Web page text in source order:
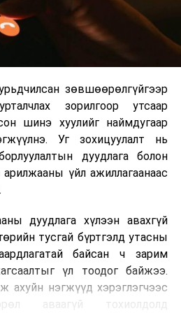
сарын 14-нөөс танхимаар
сарын 13-наас оюутнуудыг
оруулж эхэлнэ.
үйл ажиллагааны
сарын 17–28-ны өдрүүдэд
бүртгэл болон бусад аливаа
байгуулахгүй болно.
зөвшөөрөлгүйгээр
зорилгоор утсаар
шинэ хуулийг наймдугаар
Уг зохицуулалт нь
дуудлага болон
үйл ажиллагаанаас
дуудлага хүлээн авахгүй
тусгай бүртгэлд утасны
байсан ч зарим
үл тоодог байжээ.
ахуйн нэгжүүд хэрэглэгчээс
аваагүй тохиолдолд